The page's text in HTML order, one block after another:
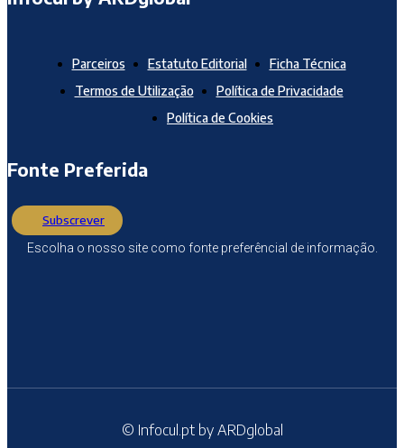
Parceiros Estatuto Editorial
Ficha Técnica
Termos de Utilização
Política de Privacidade
Política de Cookies
Fonte Preferida
Subscrever
Escolha o nosso site como fonte preferêncial de informação.
© Infocul.pt by ARDglobal